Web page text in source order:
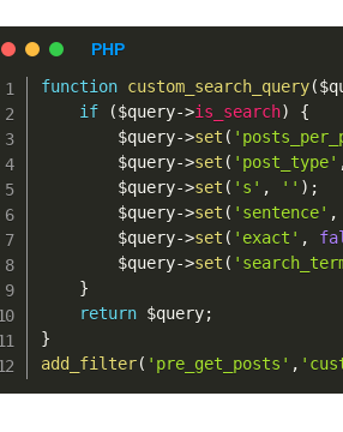
function custom_search_query(
if
($query->is_search)
{
$query->set (
$query->set ( 'post_type'
$query->set ( 's' , '' ) ;
$query->set ( 'sentence' ,
$query->set ( 'exact' ,
$query->set (
}
return $query;
}
add_filter( 'pre_get_posts' ,